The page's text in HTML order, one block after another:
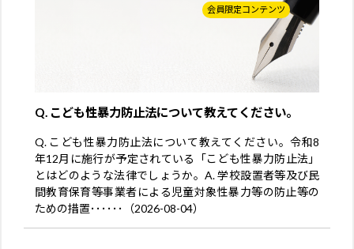
会員限定コンテンツ
Q. こども性暴力防止法について教えてください。
Q. こども性暴力防止法について教えてください。令和8
年12月に施行が予定されている「こども性暴力防止法」
とはどのような法律でしょうか。A. 学校設置者等及び民
間教育保育等事業者による児童対象性暴力等の防止等の
ための措置･･････（2026-08-04）